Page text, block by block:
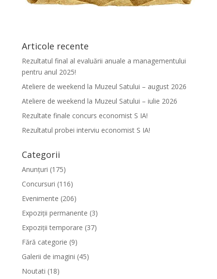
Articole recente
Rezultatul final al evaluării anuale a managementului
pentru anul 2025!
Ateliere de weekend la Muzeul Satului – august 2026
Ateliere de weekend la Muzeul Satului – iulie 2026
Rezultate finale concurs economist S IA!
Rezultatul probei interviu economist S IA!
Categorii
Anunțuri (175)
Concursuri (116)
Evenimente (206)
Expoziții permanente (3)
Expoziții temporare (37)
Fără categorie (9)
Galerii de imagini (45)
Noutati (18)